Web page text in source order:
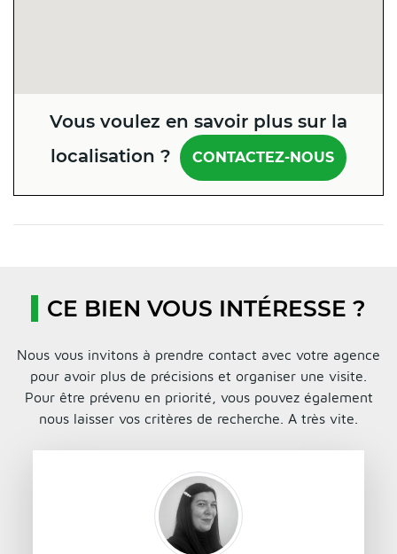
Vous voulez en savoir plus sur la
localisation ?
CONTACTEZ-NOUS
CE BIEN VOUS INTÉRESSE ?
Nous vous invitons à prendre contact avec votre agence
pour avoir plus de précisions et organiser une visite.
Pour être prévenu en priorité, vous pouvez également
nous laisser vos critères de recherche. A très vite.